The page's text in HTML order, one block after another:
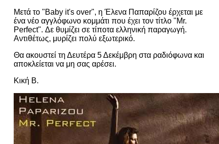
Μετά το "Baby it's over", η Έλενα Παπαρίζου έρχεται με
ένα νέο αγγλόφωνο κομμάτι που έχει τον τίτλο "Mr.
Perfect". Δε θυμίζει σε τίποτα ελληνική παραγωγή.
Αντιθέτως, μυρίζει πολύ εξωτερικό.
Θα ακουστεί τη Δευτέρα 5 Δεκέμβρη στα ραδιόφωνα και
αποκλείεται να μη σας αρέσει.
Κική Β.